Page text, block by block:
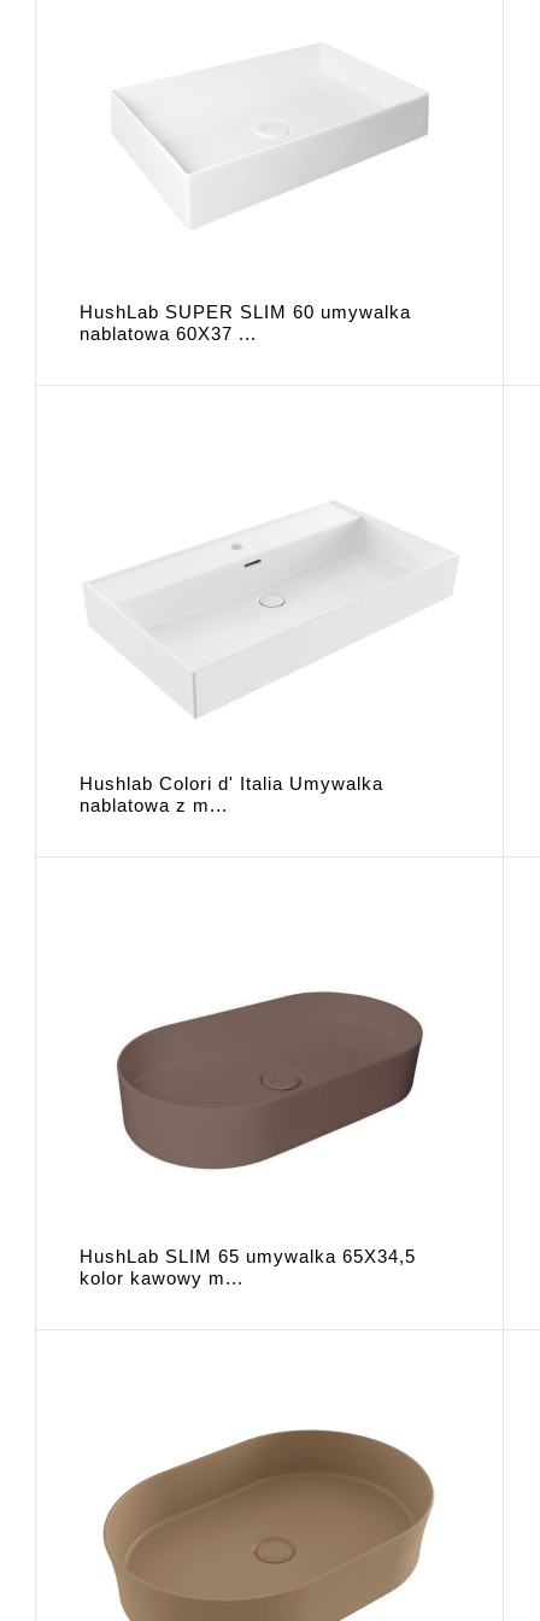
HushLab SUPER SLIM 60 umywalka
nablatowa 60X37 ...
Hushlab Colori d' Italia Umywalka
nablatowa z m...
HushLab SLIM 65 umywalka 65X34,5
kolor kawowy m...